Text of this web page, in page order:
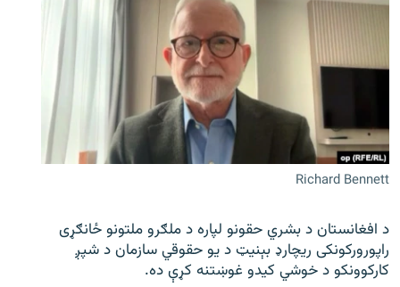
Richard Bennett
د افغانستان د بشري حقونو لپاره د ملګرو ملتونو ځانګړی
راپورورکونکی ریچارډ بېنیټ د یو حقوقي سازمان د شپږ
کارکوونکو د خوشي کیدو غوښتنه کړې ده.